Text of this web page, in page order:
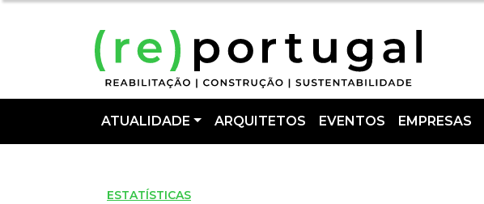
ATUALIDADE ARQUITETOS EVENTOS EMPRESAS
ESTATÍSTICAS